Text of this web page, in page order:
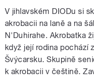
V jihlavském DIODu si
akrobacii na laně a na
N'Duhirahe. Akrobatka
když její rodina pochází
Švýcarsku. Skupině
k akrobacii v češtině.